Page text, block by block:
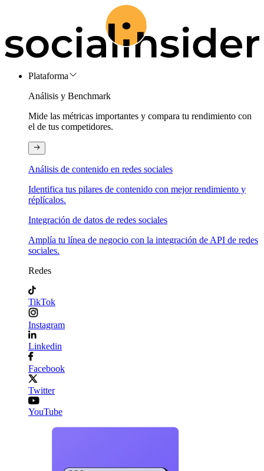
Plataforma
Análisis y Benchmark
Mide las métricas importantes y compara tu rendimiento con
el de tus competidores.
Análisis de contenido en redes sociales
Identifica tus pilares de contenido con mejor rendimiento y
réplícalos.
Integración de datos de redes sociales
Amplía tu línea de negocio con la integración de API de redes
sociales.
Redes
TikTok
Instagram
Linkedin
Facebook
Twitter
YouTube